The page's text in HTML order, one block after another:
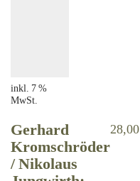
inkl. 7 %
MwSt.
Gerhard
Kromschröder
/ Nikolaus
28,00